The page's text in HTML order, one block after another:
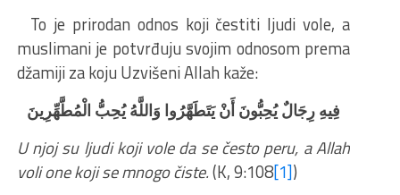
To je prirodan odnos koji čestiti ljudi vole, a
muslimani je potvrđuju svojim odnosom prema
džamiji za koju Uzvišeni Allah kaže:
فِيهِ رِجَالٌ يُحِبُّونَ أَنْ يَتَطَهَّرُوا وَاللَّهُ يُحِبُّ الْمُطَّهِّرِينَ
U njoj su ljudi koji vole da se često peru, a Allah
voli one koji se mnogo čiste.(K, 9:108[1])